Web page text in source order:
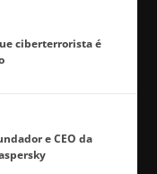
ciberterrorista é
e CEO da